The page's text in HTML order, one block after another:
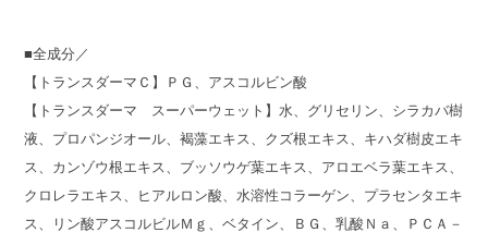
■全成分／
【トランスダーマＣ】ＰＧ、アスコルビン酸
【トランスダーマ スーパーウェット】水、グリセリン、シラカバ樹
液、プロパンジオール、褐藻エキス、クズ根エキス、キハダ樹皮エキ
ス、カンゾウ根エキス、ブッソウゲ葉エキス、アロエベラ葉エキス、
クロレラエキス、ヒアルロン酸、水溶性コラーゲン、プラセンタエキ
ス、リン酸アスコルビルＭｇ、ベタイン、ＢＧ、乳酸Ｎａ、ＰＣＡ－